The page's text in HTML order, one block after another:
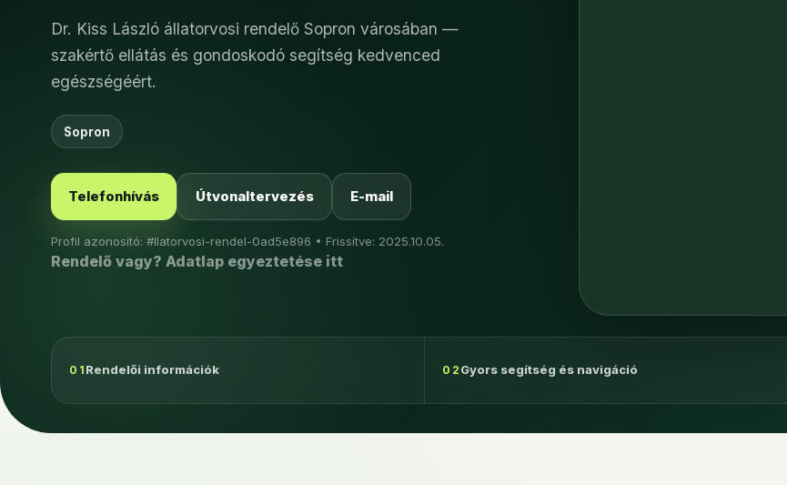
Dr. Kiss László állatorvosi rendelő Sopron városában —
szakértő ellátás és gondoskodó segítség kedvenced
egészségéért.
Sopron
Telefonhívás Útvonaltervezés E-mail
Profil azonosító: #llatorvosi-rendel-0ad5e896 • Frissítve: 2025.10.05.
Rendelő vagy? Adatlap egyeztetése itt
01 Rendelői információk 02 Gyors segítség és navigáció